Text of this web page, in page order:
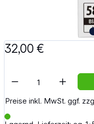
32,00 €
Preise inkl. MwSt. ggf.
Artikel Anzahl: